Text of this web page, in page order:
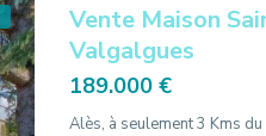
Vente Maison
Valgalgues
189.000 €
Alès, à seulement 3 Kms